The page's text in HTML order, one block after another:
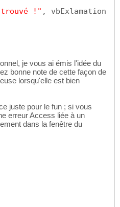
!" , vbExlamation
je vous ai émis l'idée du
bonne note de cette façon de
lorsqu'elle est bien
juste pour le fun ; si vous
erreur Access liée à un
dans la fenêtre du